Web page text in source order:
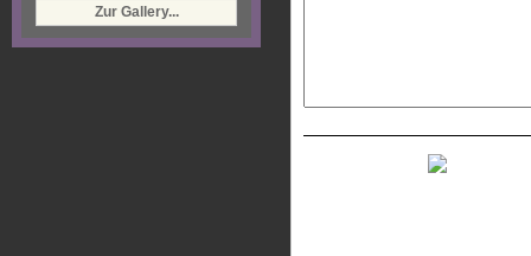
Zur Gallery...